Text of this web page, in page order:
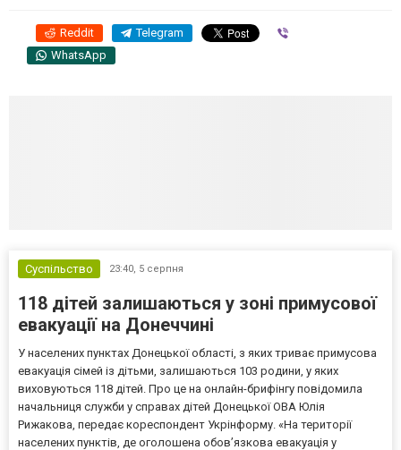
Reddit Telegram
WhatsApp
Суспільство 23:40, 5 серпня
118 дітей залишаються у зоні примусової
евакуації на Донеччині
У населених пунктах Донецької області, з яких триває примусова
евакуація сімей із дітьми, залишаються 103 родини, у яких
виховуються 118 дітей. Про це на онлайн-брифінгу повідомила
начальниця служби у справах дітей Донецької ОВА Юлія
Рижакова, передає кореспондент Укрінформу. «На території
населених пунктів, де оголошена обов’язкова евакуація у